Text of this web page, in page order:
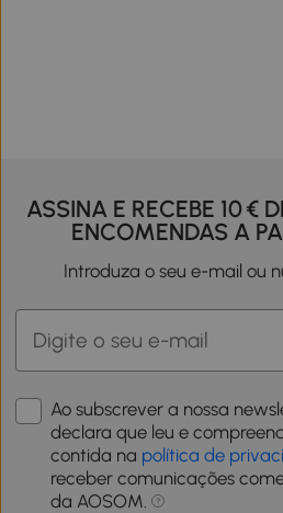
ASSINA E RECEBE 10 €
ENCOMENDAS A
Introduza o seu e-mail ou
Ao subscrever a nossa
declara que leu e
contida na política de
receber comunicações
da AOSOM.